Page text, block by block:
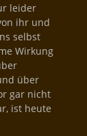
leider
ihr und
selbst
Wirkung
über
gar nicht
ist heute